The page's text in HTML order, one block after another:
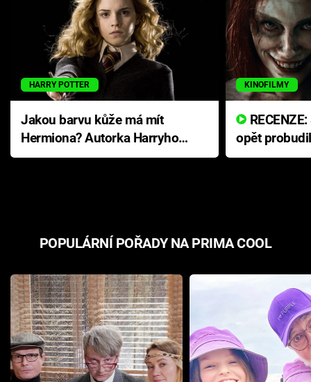
HARRY POTTER
Jakou barvu kůže má mít
Hermiona? Autorka Harryho
Pottera přišla s ráznou
KINOFILMY
opět
přichází s
POPULÁRNÍ POŘADY NA PRIMA COOL